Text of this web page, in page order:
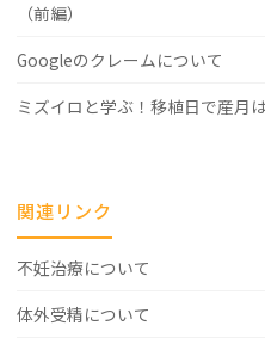
（前編）
Googleのクレームについて
ミズイロと学ぶ！移植日で産月
関連リンク
不妊治療について
体外受精について